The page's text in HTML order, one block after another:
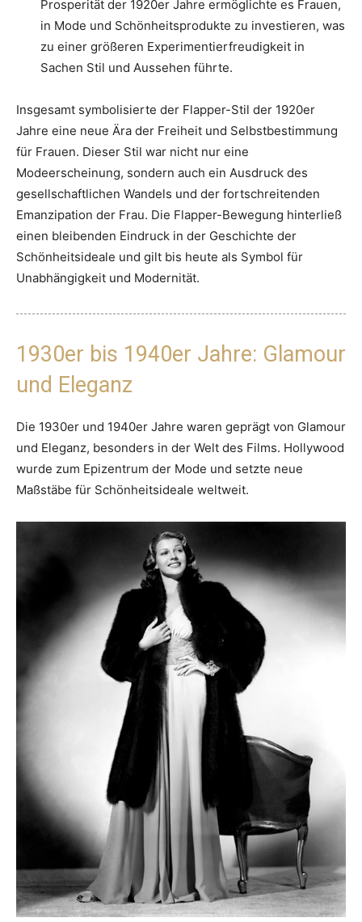
Prosperität der 1920er Jahre ermöglichte es Frauen,
in Mode und Schönheitsprodukte zu investieren, was
zu einer größeren Experimentierfreudigkeit in
Sachen Stil und Aussehen führte.
Insgesamt symbolisierte der Flapper-Stil der 1920er
Jahre eine neue Ära der Freiheit und Selbstbestimmung
für Frauen. Dieser Stil war nicht nur eine
Modeerscheinung, sondern auch ein Ausdruck des
gesellschaftlichen Wandels und der fortschreitenden
Emanzipation der Frau. Die Flapper-Bewegung hinterließ
einen bleibenden Eindruck in der Geschichte der
Schönheitsideale und gilt bis heute als Symbol für
Unabhängigkeit und Modernität.
1930er bis 1940er Jahre: Glamour
und Eleganz
Die 1930er und 1940er Jahre waren geprägt von Glamour
und Eleganz, besonders in der Welt des Films. Hollywood
wurde zum Epizentrum der Mode und setzte neue
Maßstäbe für Schönheitsideale weltweit.